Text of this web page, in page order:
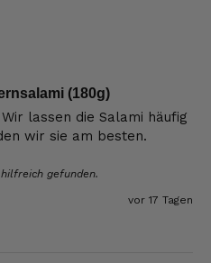
(180g)
lassen die Salami häufig
wir sie am besten.
gefunden.
vor 17 Tagen